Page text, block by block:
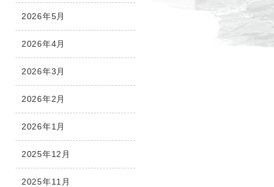
2026年5月
2026年4月
2026年3月
2026年2月
2026年1月
2025年12月
2025年11月